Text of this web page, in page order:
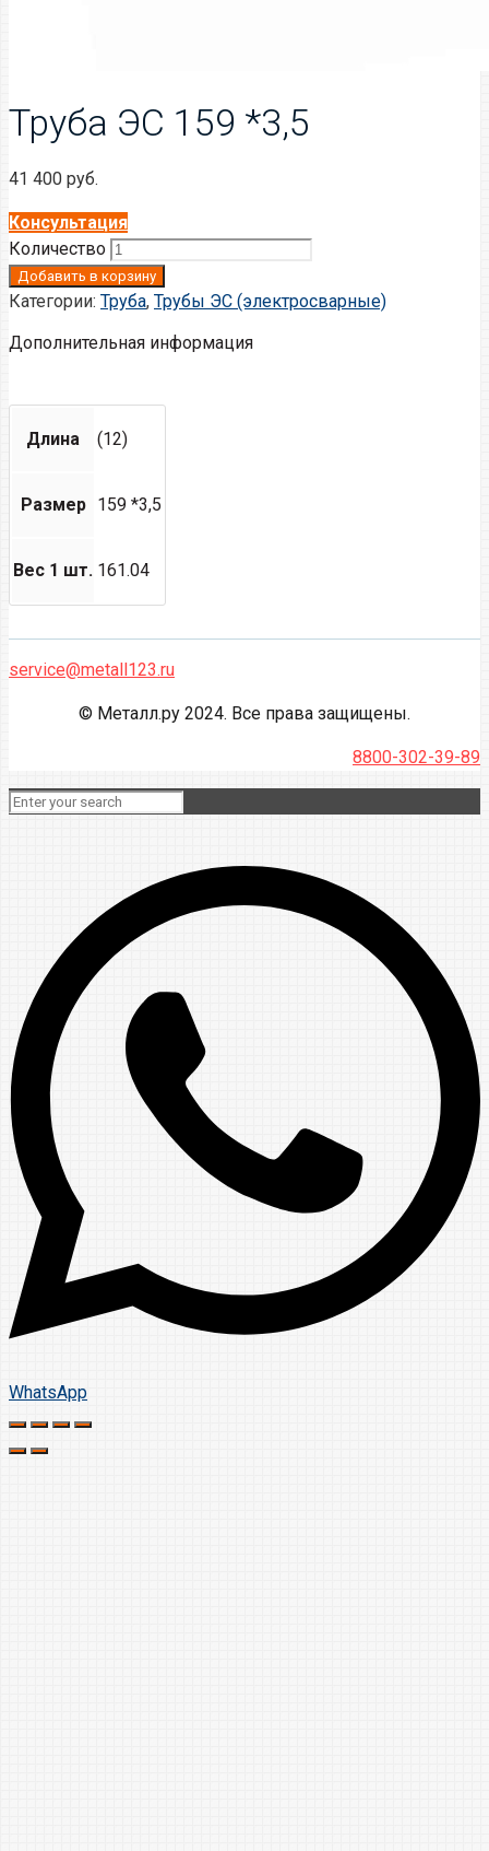
Труба ЭС 159 *3,5
41 400 руб.
Консультация
Количество
Добавить в корзину
Категории: Труба, Трубы ЭС (электросварные)
Дополнительная информация
Длина (12)
Размер 159 *3,5
Вес 1 шт. 161.04
service@metall123.ru
© Металл.ру 2024. Все права защищены.
8800-302-39-89
WhatsApp